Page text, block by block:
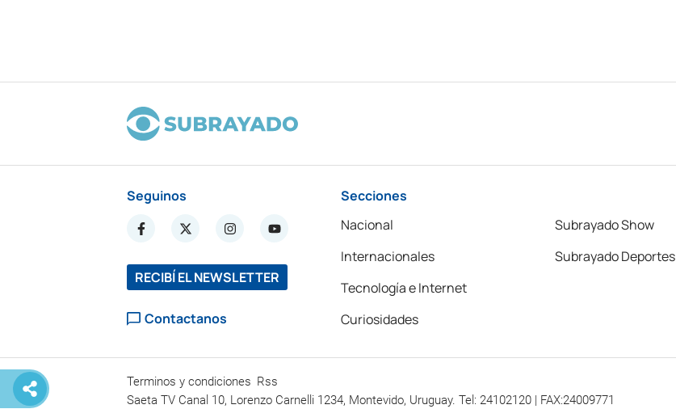
Seguinos
RECIBÍ EL NEWSLETTER
Contactanos
Secciones
Nacional
Internacionales
Tecnología e Internet
Curiosidades
Subrayado Show
Subrayado Deportes
Terminos y condiciones Rss
Saeta TV Canal 10, Lorenzo Carnelli 1234, Montevido, Uruguay. Tel: 24102120 | FAX:24009771